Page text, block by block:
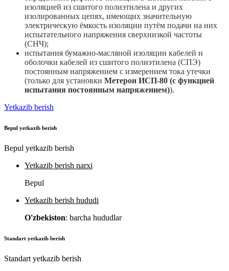
изоляцией из сшитого полиэтилена и других
изолированных цепях, имеющих значительную
электрическую ёмкость изоляции путём подачи на них
испытательного напряжения сверхнизкой частоты
(СНЧ);
испытания бумажно-масляной изоляции кабелей и
оболочки кабелей из сшитого полиэтилена (СПЭ)
постоянным напряжением с измерением тока утечки
(только для установки Метерон ИСП-80 (с функцией
испытания постоянным напряжением)).
Yetkazib berish
Bepul yetkazib berish
Bepul yetkazib berish
Yetkazib berish narxi
Bepul
Yetkazib berish hududi
O'zbekiston: barcha hududlar
Standart yetkazib berish
Standart yetkazib berish